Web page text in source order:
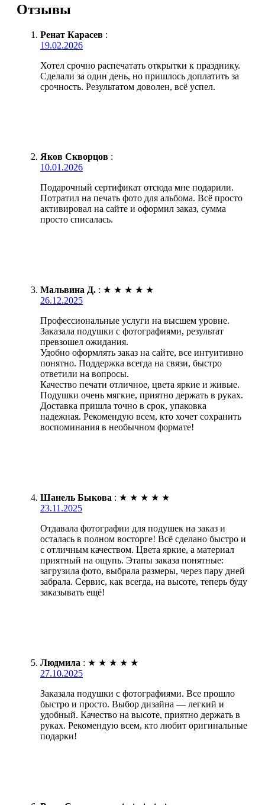
Отзывы
Ренат Карасев :
19.02.2026
Хотел срочно распечатать открытки к празднику.
Сделали за один день, но пришлось доплатить за
срочность. Результатом доволен, всё успел.
Яков Скворцов :
10.01.2026
Подарочный сертификат отсюда мне подарили.
Потратил на печать фото для альбома. Всё просто
активировал на сайте и оформил заказ, сумма
просто списалась.
Мальвина Д. : ★ ★ ★ ★ ★
26.12.2025
Профессиональные услуги на высшем уровне.
Заказала подушки с фотографиями, результат
превзошел ожидания.
Удобно оформлять заказ на сайте, все интуитивно
понятно. Поддержка всегда на связи, быстро
ответили на вопросы.
Качество печати отличное, цвета яркие и живые.
Подушки очень мягкие, приятно держать в руках.
Доставка пришла точно в срок, упаковка
надежная. Рекомендую всем, кто хочет сохранить
воспоминания в необычном формате!
Шанель Быкова : ★ ★ ★ ★ ★
23.11.2025
Отдавала фотографии для подушек на заказ и
осталась в полном восторге! Всё сделано быстро и
с отличным качеством. Цвета яркие, а материал
приятный на ощупь. Этапы заказа понятные:
загрузила фото, выбрала размеры, через пару дней
забрала. Сервис, как всегда, на высоте, теперь буду
заказывать ещё!
Людмила : ★ ★ ★ ★ ★
27.10.2025
Заказала подушки с фотографиями. Все прошло
быстро и просто. Выбор дизайна — легкий и
удобный. Качество на высоте, приятно держать в
руках. Рекомендую всем, кто любит оригинальные
подарки!